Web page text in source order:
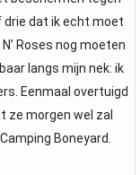
drie dat ik echt moet
Roses nog moeten
langs mijn nek: ik
Eenmaal overtuigd
ze morgen wel zal
Boneyard.